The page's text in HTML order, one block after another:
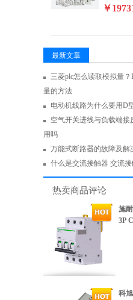
￥
最新文章
三菱plc怎么读取模拟量
量的方法
电动机线路为什么要用D
空气开关进线与负载端接
用吗
万能式断路器的故障及解
什么是交流接触器 交流
热卖商品评论
施
3P
科